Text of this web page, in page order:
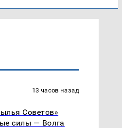
13 часов назад
Советов»
силы — Волга